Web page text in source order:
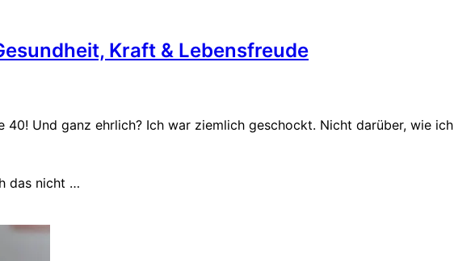
Kraft & Lebensfreude
40! Und ganz ehrlich? Ich war ziemlich geschockt. Nicht darüber, wie
das nicht …